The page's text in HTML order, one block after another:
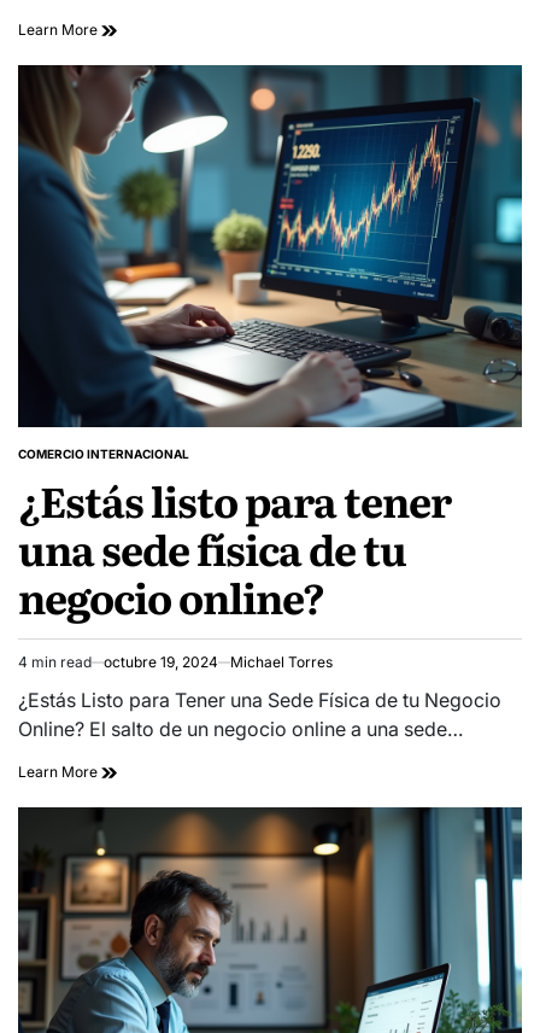
Learn More
POSTED
COMERCIO INTERNACIONAL
¿Estás listo para tener
una sede física de tu
negocio online?
Estimated
read
time
4 min read octubre 19, 2024 Michael Torres
¿Estás Listo para Tener una Sede Física de tu Negocio
Online? El salto de un negocio online a una sede…
Learn More